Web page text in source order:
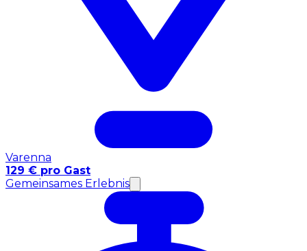
Varenna
129 € pro Gast
Gemeinsames Erlebnis